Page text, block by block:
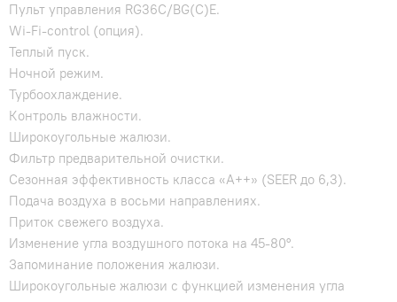
Пульт управления RG36C/BG(C)E.
Wi-Fi-сontrol (опция).
Теплый пуск.
Ночной режим.
Турбоохлаждение.
Контроль влажности.
Широкоугольные жалюзи.
Фильтр предварительной очистки.
Сезонная эффективность класса «A++» (SEER до 6,3).
Подача воздуха в восьми направлениях.
Приток свежего воздуха.
Изменение угла воздушного потока на 45-80°.
Запоминание положения жалюзи.
Широкоугольные жалюзи с функцией изменения угла